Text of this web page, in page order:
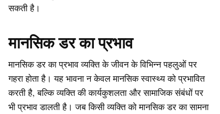
सकती है।
मानसिक डर का प्रभाव
मानसिक डर का प्रभाव व्यक्ति के जीवन के विभिन्न पहलुओं पर
गहरा होता है। यह भावना न केवल मानसिक स्वास्थ्य को प्रभावित
करती है, बल्कि व्यक्ति की कार्यकुशलता और सामाजिक संबंधों पर
भी प्रभाव डालती है। जब किसी व्यक्ति को मानसिक डर का सामना